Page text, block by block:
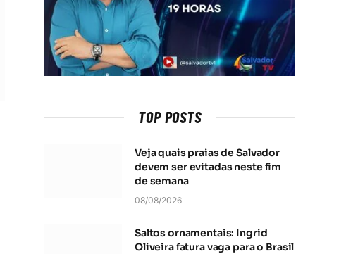
TOP POSTS
Veja quais praias de Salvador
devem ser evitadas neste fim
de semana
08/08/2026
Saltos ornamentais: Ingrid
Oliveira fatura vaga para o Brasil